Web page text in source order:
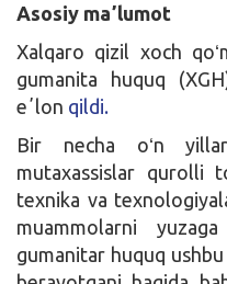
Asosiy maʼlumot
Xalqaro qizil xoch
gumanita huquq
eʼlon qildi.
Bir necha oʻn
mutaxassislar qurolli
texnika va
muammolarni
gumanitar huquq